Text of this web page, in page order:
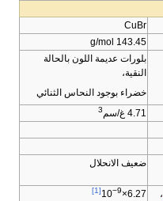
CuBr
143.45 g/mol
بلورات عديمة اللون بالحالة
النقية،
خضراء بوجود النحاس الثنائي
4.71 غ/سم 3
ضعيف الانحلال
،
6.27×10
−9
[1]